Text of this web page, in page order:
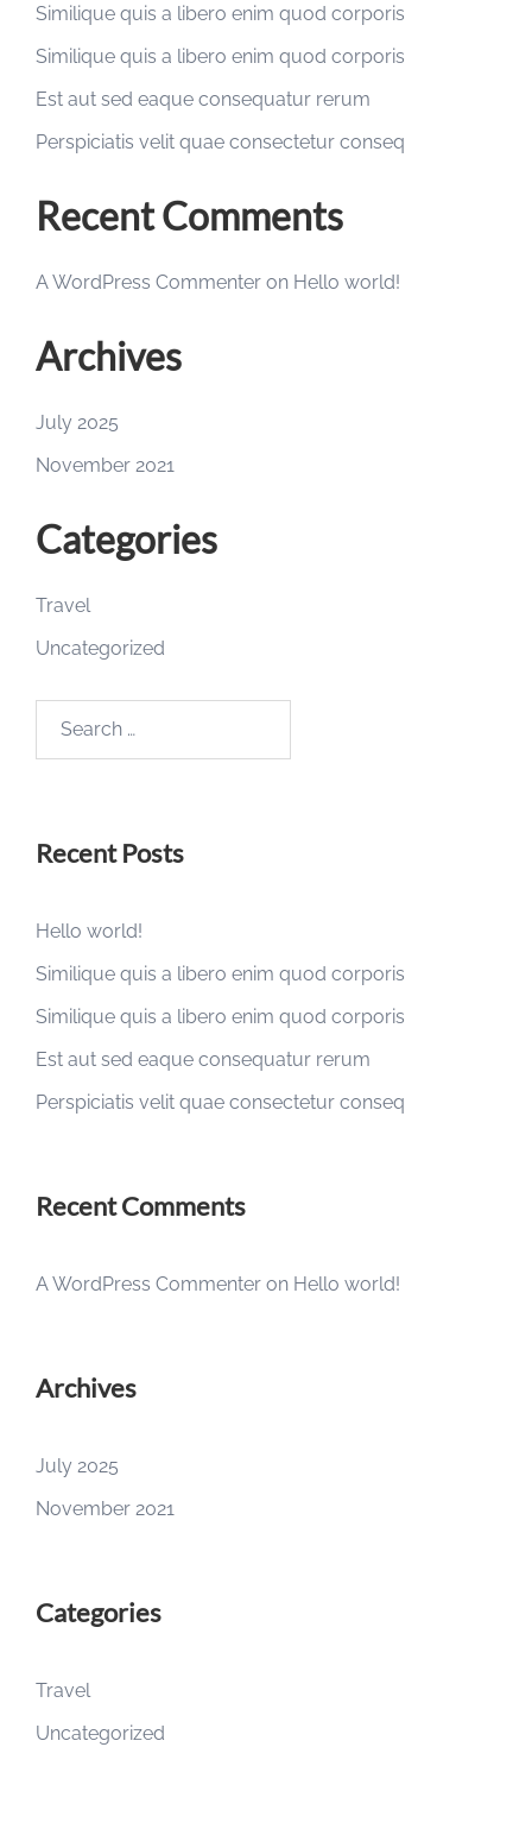
Similique quis a libero enim quod corporis
Similique quis a libero enim quod corporis
Est aut sed eaque consequatur rerum
Perspiciatis velit quae consectetur conseq
Recent Comments
A WordPress Commenter on Hello world!
Archives
July 2025
November 2021
Categories
Travel
Uncategorized
Recent Posts
Hello world!
Similique quis a libero enim quod corporis
Similique quis a libero enim quod corporis
Est aut sed eaque consequatur rerum
Perspiciatis velit quae consectetur conseq
Recent Comments
A WordPress Commenter on Hello world!
Archives
July 2025
November 2021
Categories
Travel
Uncategorized